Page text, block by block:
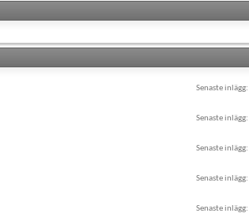
Senaste inlägg:
Senaste inlägg:
Senaste inlägg:
Senaste inlägg:
Senaste inlägg: